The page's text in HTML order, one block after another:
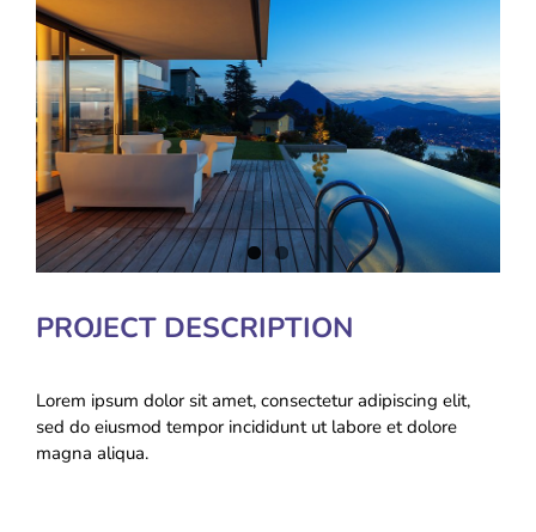
Накази
КОЗАЦЬКА ПЕДАГОГІКА
Джура
ОХОРОНА ПРАЦІ
ФІНАНСОВО-ГОСПОДАРСЬКА РОБОТА
ШКІЛЬНІ МУЗЕЇ
ІННОВАЦІЙНА ОСВІТА
Новий освітній простір
ПРОЗОРІСТЬ ТА ІНФОРМАЦІЙНА ВІДКРИТІСТЬ ЗАКЛАДУ
Image
PROJECT DESCRIPTION
Lorem ipsum dolor sit amet, consectetur adipiscing elit,
sed do eiusmod tempor incididunt ut labore et dolore
magna aliqua.